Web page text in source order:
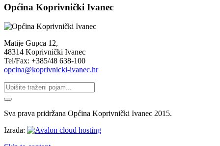
Općina Koprivnički Ivanec
Matije Gupca 12,
48314 Koprivnički Ivanec
Tel/Fax: +385/48 638-100
opcina@koprivnicki-ivanec.hr
Sva prava pridržana Općina Koprivnički Ivanec 2015.
Izrada: